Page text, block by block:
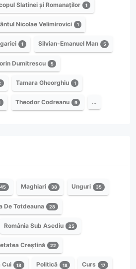
Slatinei și Romanaților 1
Nicolae Velimirovici 1
1 Silvian-Emanuel Man 5
Dumitrescu 5
Tamara Gheorghiu 1
Theodor Codreanu 9 …
Maghiari 38 Unguri 35
De Totdeauna 28
România Sub Asediu 25
Creștină 22
Cui 18 Politică 18 Curs 17